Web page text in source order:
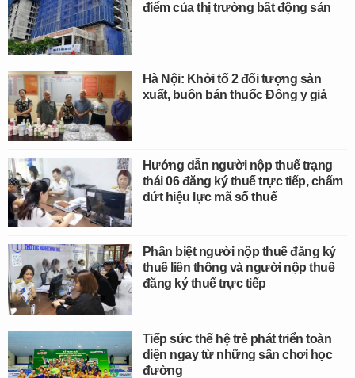
điểm của thị trường bất động sản
Hà Nội: Khởi tố 2 đối tượng sản
xuất, buôn bán thuốc Đông y giả
Hướng dẫn người nộp thuế trạng
thái 06 đăng ký thuế trực tiếp, chấm
dứt hiệu lực mã số thuế
Phân biệt người nộp thuế đăng ký
thuế liên thông và người nộp thuế
đăng ký thuế trực tiếp
Tiếp sức thế hệ trẻ phát triển toàn
diện ngay từ những sân chơi học
đường